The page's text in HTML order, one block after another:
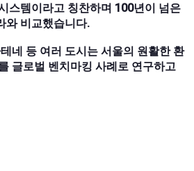
스템이라고 칭찬하며 100년이 넘은
와 비교했습니다.
네 등 여러 도시는 서울의 원활한 환
글로벌 벤치마킹 사례로 연구하고